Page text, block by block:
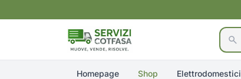
Homepage Shop Elettrodomestici